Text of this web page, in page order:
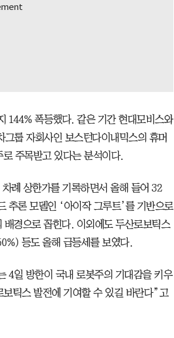
144% 폭등했다. 같은 기간 현대모비스와
룹 자회사인 보스턴다이내믹스의 휴머
주목받고 있다는 분석이다.
례 상한가를 기록하면서 올해 들어 32
추론 모델인 ‘아이작 그루트’를 기반으로
경으로 꼽힌다. 이외에도 두산로보틱스
등도 올해 급등세를 보였다.
4일 방한이 국내 로봇주의 기대감을 키우
틱스 발전에 기여할 수 있길 바란다”고